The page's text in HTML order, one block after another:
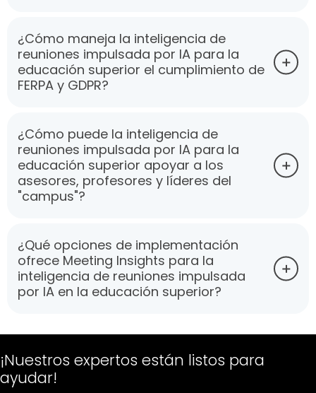
¿Cómo maneja la inteligencia de
reuniones impulsada por IA para la
educación superior el cumplimiento de
FERPA y GDPR?
¿Cómo puede la inteligencia de
reuniones impulsada por IA para la
educación superior apoyar a los
asesores, profesores y líderes del
"campus"?
¿Qué opciones de implementación
ofrece Meeting Insights para la
inteligencia de reuniones impulsada
por IA en la educación superior?
¡Nuestros expertos están listos para
ayudar!